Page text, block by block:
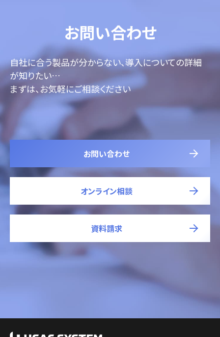
お問い合わせ
自社に合う製品が分からない、導入についての詳細
が知りたい…
まずは、お気軽にご相談ください
お問い合わせ
オンライン相談
資料請求